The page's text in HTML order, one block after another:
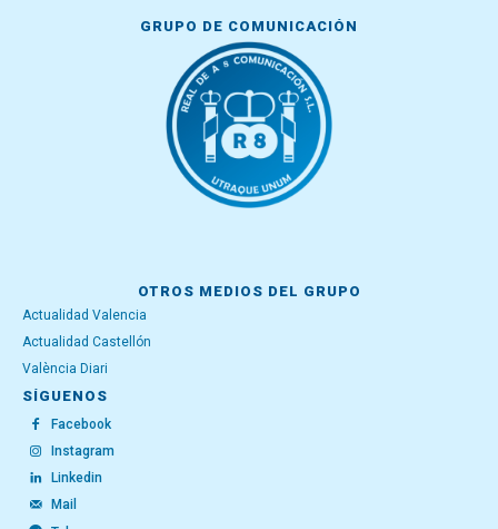
GRUPO DE COMUNICACIÓN
OTROS MEDIOS DEL GRUPO
Actualidad Valencia
Actualidad Castellón
València Diari
SÍGUENOS
Facebook
Instagram
Linkedin
Mail